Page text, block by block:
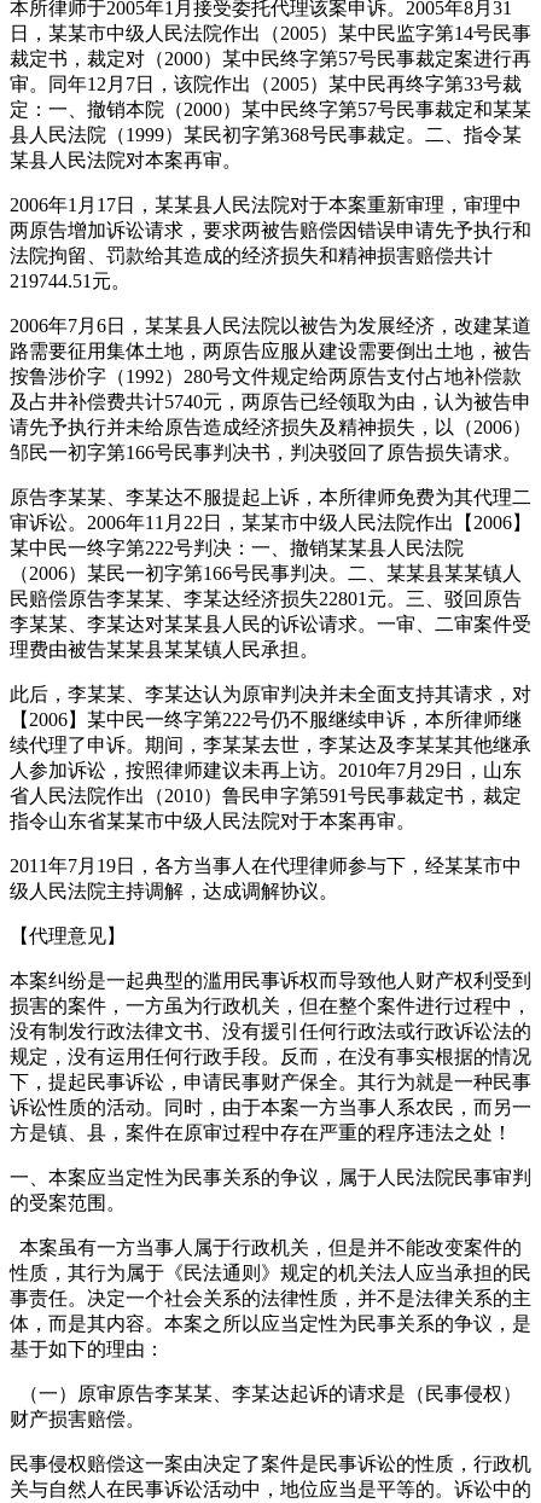
本所律师于2005年1月接受委托代理该案申诉。2005年8月31
日，某某市中级人民法院作出（2005）某中民监字第14号民事
裁定书，裁定对（2000）某中民终字第57号民事裁定案进行再
审。同年12月7日，该院作出（2005）某中民再终字第33号裁
定：一、撤销本院（2000）某中民终字第57号民事裁定和某某
县人民法院（1999）某民初字第368号民事裁定。二、指令某
某县人民法院对本案再审。
2006年1月17日，某某县人民法院对于本案重新审理，审理中
两原告增加诉讼请求，要求两被告赔偿因错误申请先予执行和
法院拘留、罚款给其造成的经济损失和精神损害赔偿共计
219744.51元。
2006年7月6日，某某县人民法院以被告为发展经济，改建某道
路需要征用集体土地，两原告应服从建设需要倒出土地，被告
按鲁涉价字（1992）280号文件规定给两原告支付占地补偿款
及占井补偿费共计5740元，两原告已经领取为由，认为被告申
请先予执行并未给原告造成经济损失及精神损失，以（2006）
邹民一初字第166号民事判决书，判决驳回了原告损失请求。
原告李某某、李某达不服提起上诉，本所律师免费为其代理二
审诉讼。2006年11月22日，某某市中级人民法院作出【2006】
某中民一终字第222号判决：一、撤销某某县人民法院
（2006）某民一初字第166号民事判决。二、某某县某某镇人
民赔偿原告李某某、李某达经济损失22801元。三、驳回原告
李某某、李某达对某某县人民的诉讼请求。一审、二审案件受
理费由被告某某县某某镇人民承担。
此后，李某某、李某达认为原审判决并未全面支持其请求，对
【2006】某中民一终字第222号仍不服继续申诉，本所律师继
续代理了申诉。期间，李某某去世，李某达及李某某其他继承
人参加诉讼，按照律师建议未再上访。2010年7月29日，山东
省人民法院作出（2010）鲁民申字第591号民事裁定书，裁定
指令山东省某某市中级人民法院对于本案再审。
2011年7月19日，各方当事人在代理律师参与下，经某某市中
级人民法院主持调解，达成调解协议。
【代理意见】
本案纠纷是一起典型的滥用民事诉权而导致他人财产权利受到
损害的案件，一方虽为行政机关，但在整个案件进行过程中，
没有制发行政法律文书、没有援引任何行政法或行政诉讼法的
规定，没有运用任何行政手段。反而，在没有事实根据的情况
下，提起民事诉讼，申请民事财产保全。其行为就是一种民事
诉讼性质的活动。同时，由于本案一方当事人系农民，而另一
方是镇、县，案件在原审过程中存在严重的程序违法之处！
一、本案应当定性为民事关系的争议，属于人民法院民事审判
的受案范围。
本案虽有一方当事人属于行政机关，但是并不能改变案件的
性质，其行为属于《民法通则》规定的机关法人应当承担的民
事责任。决定一个社会关系的法律性质，并不是法律关系的主
体，而是其内容。本案之所以应当定性为民事关系的争议，是
基于如下的理由：
（一）原审原告李某某、李某达起诉的请求是（民事侵权）
财产损害赔偿。
民事侵权赔偿这一案由决定了案件是民事诉讼的性质，行政机
关与自然人在民事诉讼活动中，地位应当是平等的。诉讼中的